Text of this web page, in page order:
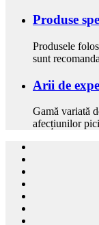
Produse
Produsele
sunt
Arii de
Gamă variată
afecțiunilor